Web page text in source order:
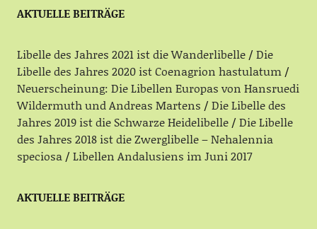
AKTUELLE BEITRÄGE
Libelle des Jahres 2021 ist die Wanderlibelle
Die
Libelle des Jahres 2020 ist Coenagrion hastulatum
Neuerscheinung: Die Libellen Europas von Hansruedi
Wildermuth und Andreas Martens
Die Libelle des
Jahres 2019 ist die Schwarze Heidelibelle
Die Libelle
des Jahres 2018 ist die Zwerglibelle – Nehalennia
speciosa
Libellen Andalusiens im Juni 2017
AKTUELLE BEITRÄGE